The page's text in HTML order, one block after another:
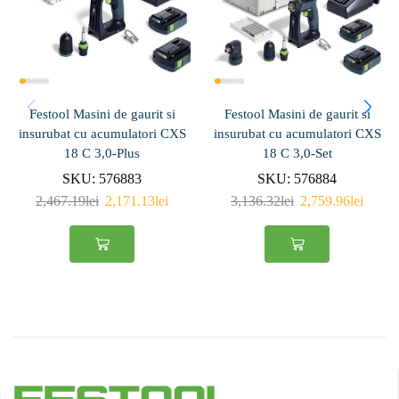
Festool Masini de gaurit si
insurubat cu acumulatori CXS
18 C 3,0-Plus
SKU: 576883
2,467.19lei 2,171.13lei
Festool Masini de gaurit si
insurubat cu acumulatori CXS
18 C 3,0-Set
SKU: 576884
3,136.32lei 2,759.96lei